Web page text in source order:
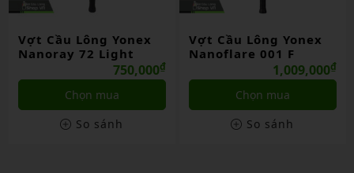
Vợt Cầu Lông Yonex
Nanoflare 001 F
1,009,000₫
Chọn mua
So sánh
Vợt Cầu Lông Yonex
Astrox 01 F
1,009,000₫
Chọn mua
So sánh